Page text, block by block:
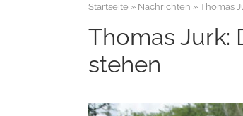
Startseite» Nachrichten » Thomas
Thomas Jurk:
stehen